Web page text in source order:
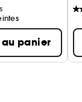
panier